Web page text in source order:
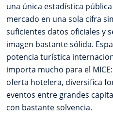
una única estadística
mercado en una sola cifra
suficientes datos oficiales y
imagen bastante sólida.
potencia turística
importa mucho para el
oferta hotelera, diversifica
eventos entre grandes
con bastante solvencia.